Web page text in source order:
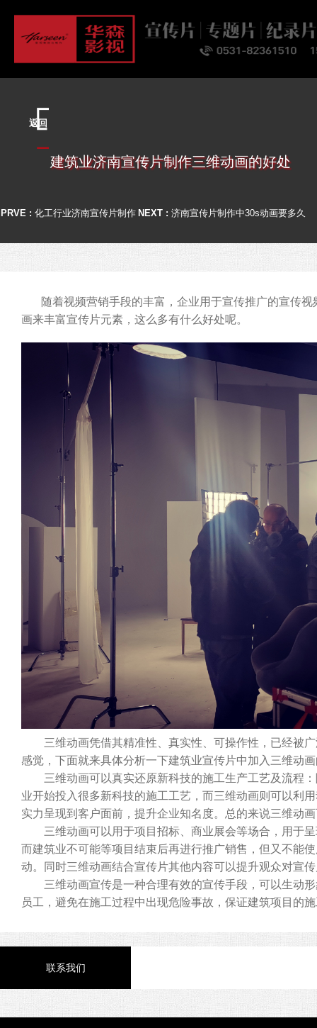
返回
建筑业济南宣传片制作三维动画的好处
PRVE :化工行业济南宣传片制作 NEXT : 济南宣传片制作中30s动画要多久
随着视频营销手段的丰富，企业用于宣传推广的宣传视
画来丰富宣传片元素，这么多有什么好处呢。
三维动画凭借其精准性、真实性、可操作性，已经被广
感觉，下面就来具体分析一下建筑业宣传片中加入三维动
三维动画可以真实还原新科技的施工生产工艺及流程：
业开始投入很多新科技的施工工艺，而三维动画则可以利
实力呈现到客户面前，提升企业知名度。总的来说三维动
三维动画可以用于项目招标、商业展会等场合，用于呈
而建筑业不可能等项目结束后再进行推广销售，但又不能
动。同时三维动画结合宣传片其他内容可以提升观众对宣
三维动画宣传是一种合理有效的宣传手段，可以生动形
员工，避免在施工过程中出现危险事故，保证建筑项目的
联系我们